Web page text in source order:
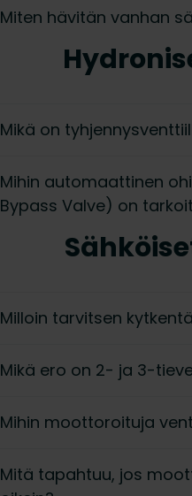
Miten hävitän vanhan
Mikä on
Mihin automaattinen
Bypass Valve) on
Milloin tarvitsen
Mikä ero on 2- ja 3-
Mihin moottoroituja
Mitä tapahtuu, jos